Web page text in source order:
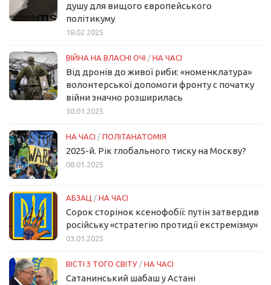
душу для вищого європейського
політикуму
18.02.2025
ВІЙНА НА ВЛАСНІ ОЧІ / НА ЧАСІ
Від дронів до живої риби: «номенклатура»
волонтерської допомоги фронту с початку
війни значно розширилась
30.01.2025
НА ЧАСІ / ПОЛІТАНАТОМІЯ
2025-й. Рік глобального тиску на Москву?
08.01.2025
АБЗАЦ / НА ЧАСІ
Сорок сторінок ксенофобії: путін затвердив
російську «стратегію протидії екстремізму»
03.01.2025
ВІСТІ З ТОГО СВІТУ / НА ЧАСІ
Сатанинський шабаш у Астані